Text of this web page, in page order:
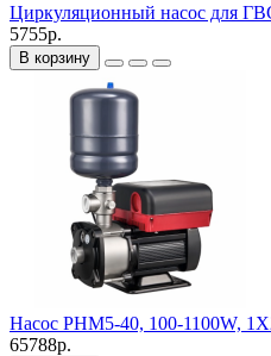
Циркуляционный насос для
5755р.
В корзину
Насос PHM5-40, 100-1100W,
65788р.